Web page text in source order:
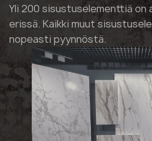
Yli 200 sisustuselementtiä on
erissä. Kaikki muut
nopeasti pyynnöstä.